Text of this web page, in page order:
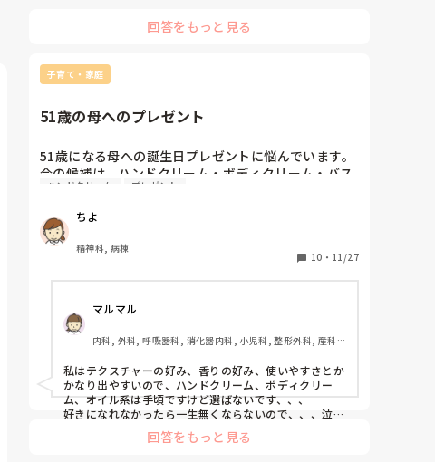
回答をもっと見る
子育て・家庭
51歳の母へのプレゼント
51歳になる母への誕生日プレゼントに悩んでいます。
今の候補は、ハンドクリーム・ボディクリーム・バス
オイルです。
いものがいいかなと思い、ディオール・シャネル・ク
レドのどれかがいいかな？と考えています。
この３つだとどのブランドが喜んでもらえそうでしょ
うか？また、挙げているもの以外で今までもらって嬉
近い年代の方や、その年代の方にプレゼントを贈った
方、ご意見を伺いたいです。
ハンドクリーム プレゼント
ちよ
精神科, 病棟
10 ・ 11/27
マルマル
内科, 外科, 呼吸器科, 消化器内科, 小児科, 整形外科, 産科・
急性期, 超急性期, ICU, CCU, HCU, プリセプター, 病棟, リ
ーダー, 神経内科, 脳神経外科, GCU, 消化器外科, 一般病院,
大学病院, 慢性期, 終末期, オペ室
私はテクスチャーの好み、香りの好み、使いやすさとか
かなり出やすいので、ハンドクリーム、ボディクリー
ム、オイル系は手頃ですけど選ばないです、、、
好きになれなかったら一生無くならないので、、、泣
ちなみに母はブランド物より、ヘパリン類似物質油性ク
リームの方が好きです笑 回答をもっと見る